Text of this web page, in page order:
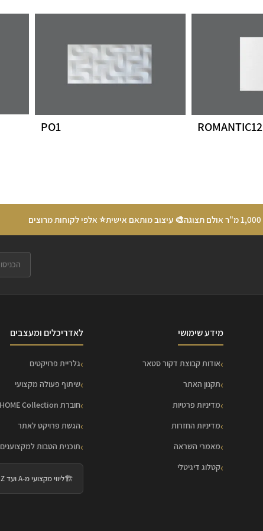
ROMANTIC12
PO1
🎨 עיצוב מותאם אישית⭐ אלפי לקוחות מרוצים
מידע שימושי
אודות קבוצת דקור סטאר
תקנון האתר
מדיניות פרטיות
מדיניות החזרות
מאמרי השראה
קטלוג דיגיטלי
לאדריכלים ומעצבים
גלריית פרויקטים
שיתוף פעולה מקצועי
חוברת HOME Collection
הגשת פרויקט לאתר
תוכנית הטבות למקצוענים
🏗️ליווי מקצועי מ-A ועד Z